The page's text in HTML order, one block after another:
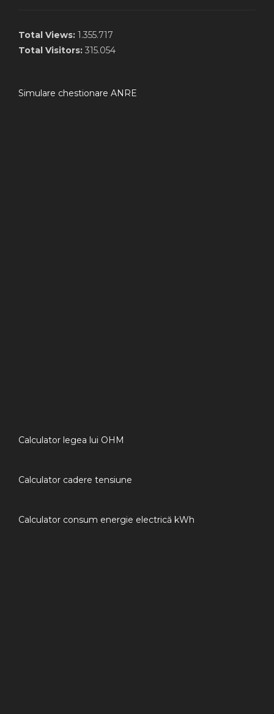
Total Views: 1.355.717
Total Visitors: 315.054
Simulare chestionare ANRE
Calculator legea lui OHM
Calculator cadere tensiune
Calculator consum energie electrică kWh